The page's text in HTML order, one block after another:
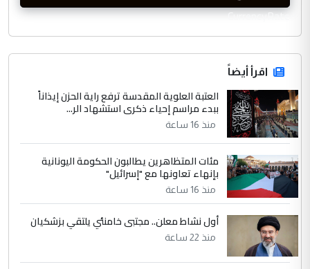
CurrencyRate
اقرأ أيضاً
العتبة العلوية المقدسة ترفع راية الحزن إيذاناً
ببدء مراسم إحياء ذكرى استشهاد الر...
منذ 16 ساعة
مئات المتظاهرين يطالبون الحكومة اليونانية
بإنهاء تعاونها مع "إسرائيل"
منذ 16 ساعة
أول نشاط معلن.. مجتبى خامنئي يلتقي بزشكيان
منذ 22 ساعة